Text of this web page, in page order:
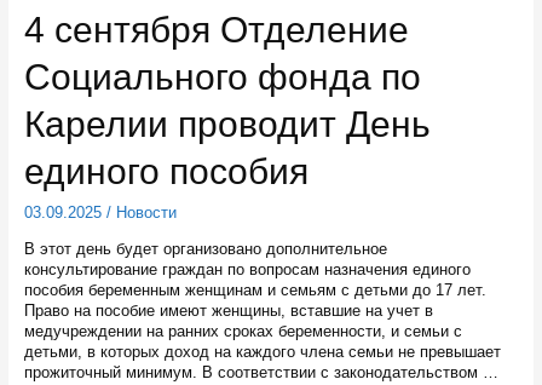
долг
Карелии
снизился
на
32
%
4 сентября Отделение
Социального фонда по
Карелии проводит День
единого пособия
03.09.2025/ Новости
В этот день будет организовано дополнительное
консультирование граждан по вопросам назначения единого
пособия беременным женщинам и семьям с детьми до 17 лет.
Право на пособие имеют женщины, вставшие на учет в
медучреждении на ранних сроках беременности, и семьи с
детьми, в которых доход на каждого члена семьи не превышает
прожиточный минимум. В соответствии с законодательством …